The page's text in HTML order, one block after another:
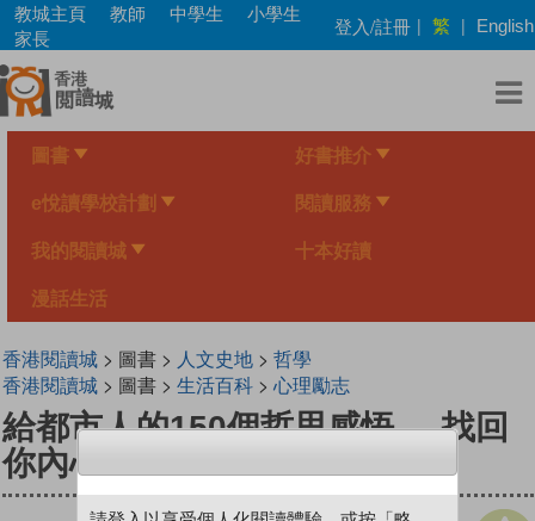
Skip
main
content
教城主頁 教師 中學生
小學生
家長
登入/註冊 | 繁 | English
圖書 好書推介
e悅讀學校計劃 閱讀服務
我的閱讀城 十本好讀
漫話生活
香港閱讀城> 圖書 > 人文史地> 哲學
香港閱讀城> 圖書 > 生活百科> 心理勵志
給都市人的150個哲思感悟──找回
你內心的蘇格拉底